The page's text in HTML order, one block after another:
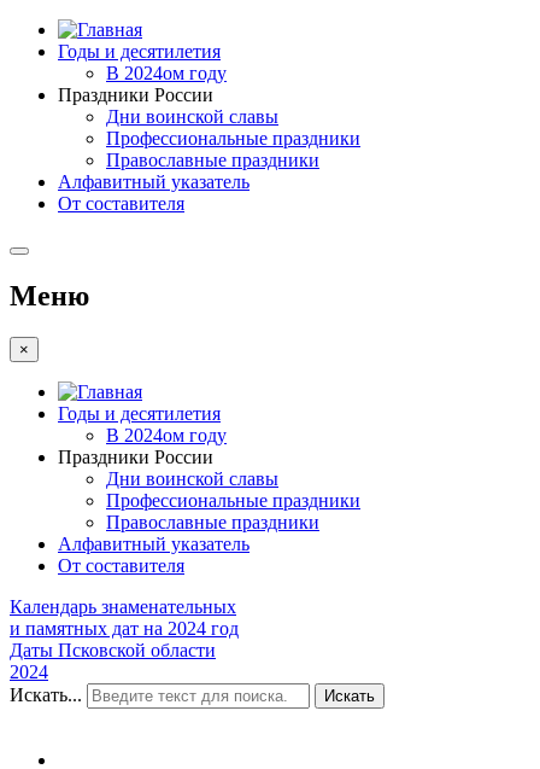
Годы и десятилетия
В 2024ом году
Праздники России
Дни воинской славы
Профессиональные праздники
Православные праздники
Алфавитный указатель
От составителя
Меню
×
Годы и десятилетия
В 2024ом году
Праздники России
Дни воинской славы
Профессиональные праздники
Православные праздники
Алфавитный указатель
От составителя
Календарь знаменательных
и памятных дат на 2024 год
Даты Псковской области
2024
Искать...
Искать